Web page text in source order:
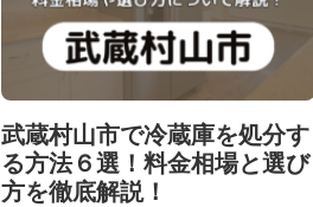
武蔵村山市で冷蔵庫を処分す
る方法６選！料金相場と選び
方を徹底解説！